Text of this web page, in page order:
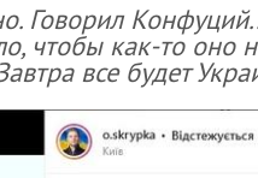
Говорил
чтобы как-то оно
все будет